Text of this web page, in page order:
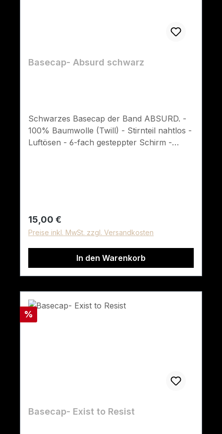
Basecap- Absurd schwarz
Schwarzes Basecap der Band ABSURD. -
100% Baumwolle (Twill) - Stirnteil nahtlos -
Luftösen - 6-fach gesteppter Schirm -
Regulärer Preis:
15,00 €
Preise inkl. MwSt. zzgl. Versandkosten
In den Warenkorb
Rabatt
%
Basecap- Exist to Resist